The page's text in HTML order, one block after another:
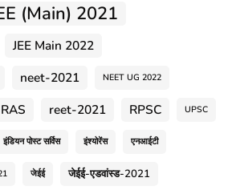
(Main) 2021
JEE Main 2022
neet-2021 NEET UG 2022
RAS reet-2021 RPSC UPSC
इंडियन पोस्ट सर्विस इंश्योरेंस एनआईटी
जेईई जेईई-एडवांस्ड-2021